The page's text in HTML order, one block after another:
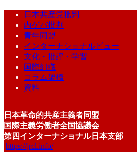
日本共産党批判
内ゲバ批判
青年同盟
インターナショナルビュー
文化・批評・学習
国際組織
コラム架橋
資料
日本革命的共産主義者同盟
国際主義労働者全国協議会
第四インターナショナル日本支部
https://jrcl.info/